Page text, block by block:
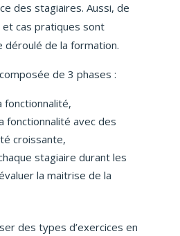
des stagiaires. Aussi, de
cas pratiques sont
de la formation.
de 3 phases :
fonctionnalité,
fonctionnalité avec des
croissante,
stagiaire durant les
la maitrise de la
des types d’exercices en